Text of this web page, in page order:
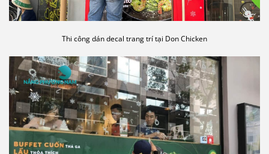
Thi công dán decal trang trí tại Don Chicken